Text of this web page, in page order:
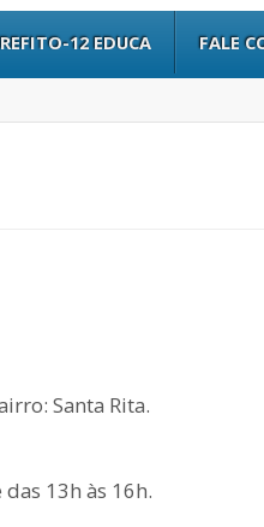
12 EDUCA FALE
Santa Rita.
13h às 16h.